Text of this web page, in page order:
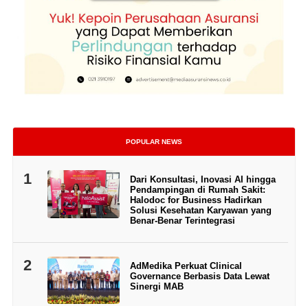
POPULAR NEWS
1
Dari Konsultasi, Inovasi AI hingga
Pendampingan di Rumah Sakit:
Halodoc for Business Hadirkan
Solusi Kesehatan Karyawan yang
Benar-Benar Terintegrasi
2
AdMedika Perkuat Clinical
Governance Berbasis Data Lewat
Sinergi MAB